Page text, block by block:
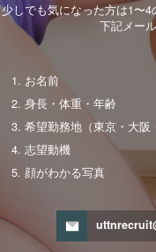
少しでも気になった方は1〜4
下記メー
お名前
身長・体重・年齢
希望勤務地（東京・大阪
志望動機
顔がわかる写真